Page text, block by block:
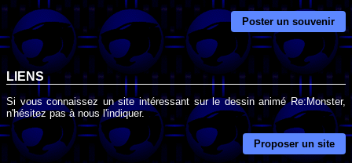
Poster un souvenir
LIENS
Si vous connaissez un site intéressant sur le dessin animé Re:Monster,
n'hésitez pas à nous l'indiquer.
Proposer un site